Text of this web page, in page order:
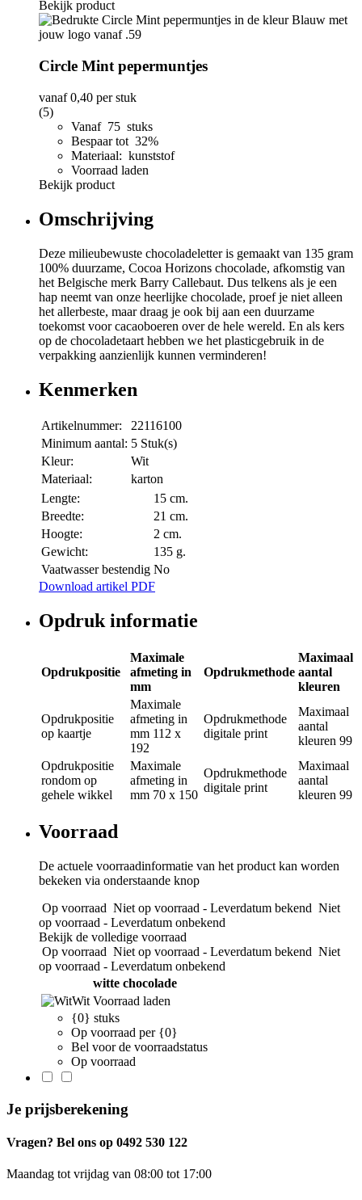
Bekijk product
Circle Mint pepermuntjes
vanaf0,40 per stuk
(5)
Vanaf 75 stuks
Bespaar tot 32%
Materiaal: kunststof
Voorraad laden
Bekijk product
Omschrijving
Deze milieubewuste chocoladeletter is gemaakt van 135 gram
100% duurzame, Cocoa Horizons chocolade, afkomstig van
het Belgische merk Barry Callebaut. Dus telkens als je een
hap neemt van onze heerlijke chocolade, proef je niet alleen
het allerbeste, maar draag je ook bij aan een duurzame
toekomst voor cacaoboeren over de hele wereld. En als kers
op de chocoladetaart hebben we het plasticgebruik in de
verpakking aanzienlijk kunnen verminderen!
Kenmerken
Artikelnummer:
22116100
Minimum aantal: 5 Stuk(s)
Kleur:
Wit
Materiaal:
karton
Lengte:
15 cm.
Breedte:
21 cm.
Hoogte:
2 cm.
Gewicht:
135 g.
Vaatwasser bestendig No
Download artikel PDF
Opdruk informatie
Opdrukpositie
Maximale
afmeting in
mm
Opdrukmethode
Maximaal
aantal
kleuren
Opdrukpositie
op kaartje
Maximale
afmeting in
mm 112 x
192
Opdrukmethode
digitale print
Maximaal
aantal
kleuren 99
Opdrukpositie
rondom op
gehele wikkel
Maximale
afmeting in
mm 70 x 150
Opdrukmethode
digitale print
Maximaal
aantal
kleuren 99
Voorraad
De actuele voorraadinformatie van het product kan worden
bekeken via onderstaande knop
Op voorraad Niet op voorraad - Leverdatum bekend Niet
op voorraad - Leverdatum onbekend
Bekijk de volledige voorraad
Op voorraad Niet op voorraad - Leverdatum bekend Niet
op voorraad - Leverdatum onbekend
witte chocolade
Wit Voorraad laden
{0} stuks
Op voorraad per {0}
Bel voor de voorraadstatus
Op voorraad
Je prijsberekening
Vragen? Bel ons op 0492 530 122
Maandag tot vrijdag van 08:00 tot 17:00